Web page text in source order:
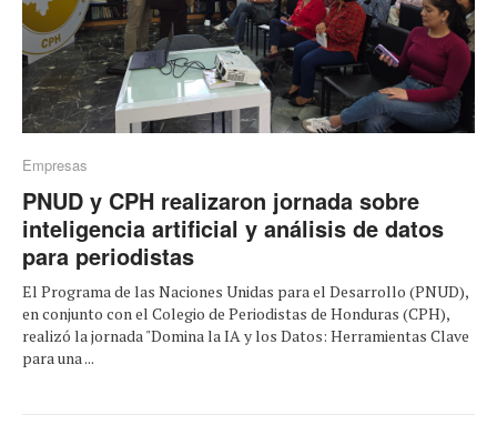
Empresas
PNUD y CPH realizaron jornada sobre
inteligencia artificial y análisis de datos
para periodistas
El Programa de las Naciones Unidas para el Desarrollo (PNUD),
en conjunto con el Colegio de Periodistas de Honduras (CPH),
realizó la jornada "Domina la IA y los Datos: Herramientas Clave
para una ...